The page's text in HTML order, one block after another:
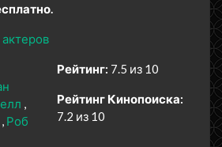
актеров
Роб
Рейтинг: 7.5 из 10
Рейтинг Кинопоиска:
7.2 из 10